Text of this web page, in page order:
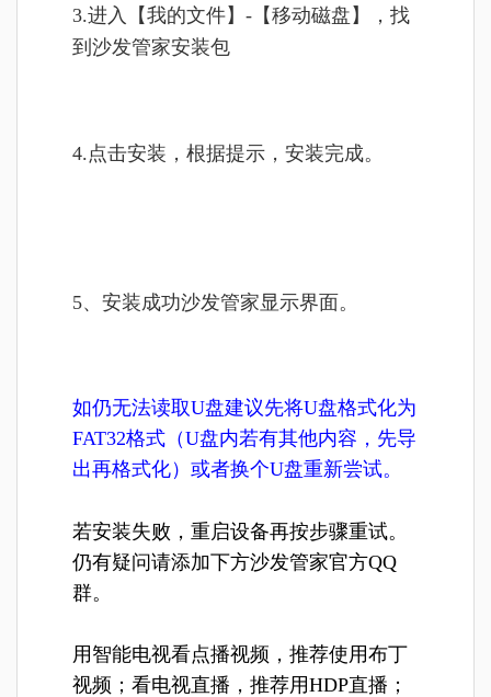
3.进入【我的文件】-【移动磁盘】，找
到沙发管家安装包
4.点击安装，根据提示，安装完成。
5、安装成功沙发管家显示界面。
如仍无法读取U盘建议先将U盘格式化为
FAT32格式（U盘内若有其他内容，先导
出再格式化）或者换个U盘重新尝试。
若安装失败，重启设备再按步骤重试。
仍有疑问请添加下方沙发管家官方QQ
群。
用智能电视看点播视频，推荐使用布丁
视频；看电视直播，推荐用HDP直播 ；